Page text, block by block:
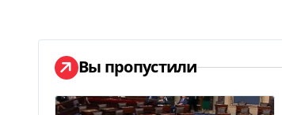
Вы пропустили